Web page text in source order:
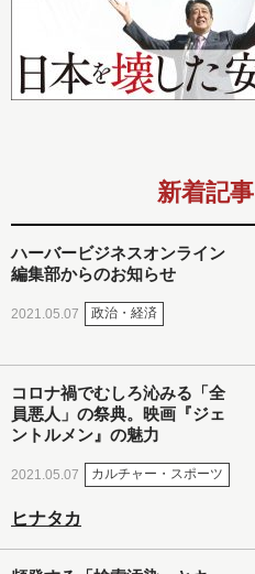
新着記事
ハーバービジネスオンライン
編集部からのお知らせ
2021.05.07 政治・経済
コロナ禍でむしろ沁みる「全
員悪人」の祭典。映画『ジェ
ントルメン』の魅力
2021.05.07 カルチャー・スポーツ
ヒナタカ